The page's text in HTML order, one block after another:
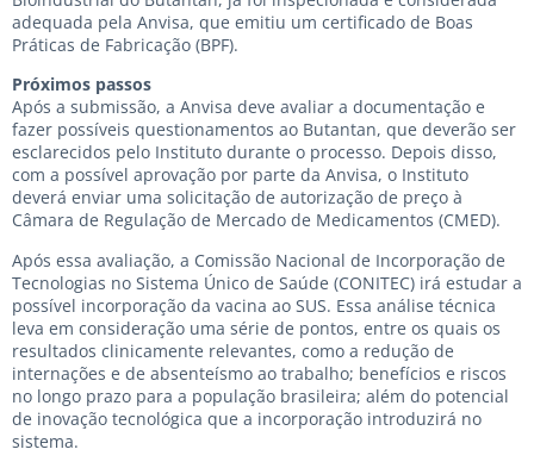
adequada pela Anvisa, que emitiu um certificado de Boas
Práticas de Fabricação (BPF).
Próximos passos
Após a submissão, a Anvisa deve avaliar a documentação e
fazer possíveis questionamentos ao Butantan, que deverão ser
esclarecidos pelo Instituto durante o processo. Depois disso,
com a possível aprovação por parte da Anvisa, o Instituto
deverá enviar uma solicitação de autorização de preço à
Câmara de Regulação de Mercado de Medicamentos (CMED).
Após essa avaliação, a Comissão Nacional de Incorporação de
Tecnologias no Sistema Único de Saúde (CONITEC) irá estudar a
possível incorporação da vacina ao SUS. Essa análise técnica
leva em consideração uma série de pontos, entre os quais os
resultados clinicamente relevantes, como a redução de
internações e de absenteísmo ao trabalho; benefícios e riscos
no longo prazo para a população brasileira; além do potencial
de inovação tecnológica que a incorporação introduzirá no
sistema.